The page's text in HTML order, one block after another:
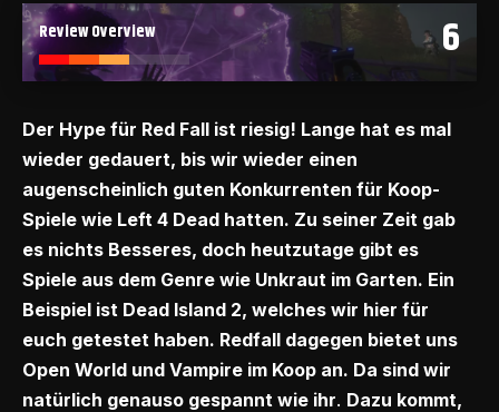
6
Review Overview
Der Hype für Red Fall ist riesig! Lange hat es mal
wieder gedauert, bis wir wieder einen
augenscheinlich guten Konkurrenten für Koop-
Spiele wie Left 4 Dead hatten. Zu seiner Zeit gab
es nichts Besseres, doch heutzutage gibt es
Spiele aus dem Genre wie Unkraut im Garten. Ein
Beispiel ist Dead Island 2, welches wir hier für
euch getestet haben. Redfall dagegen bietet uns
Open World und Vampire im Koop an. Da sind wir
natürlich genauso gespannt wie ihr. Dazu kommt,